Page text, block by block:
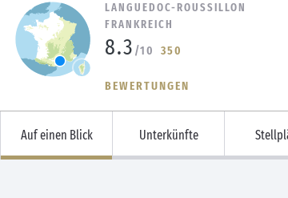
LANGUEDOC-ROUSSILLON
FRANKREICH
8.3 /10 350
BEWERTUNGEN
Auf einen Blick Unterkünfte